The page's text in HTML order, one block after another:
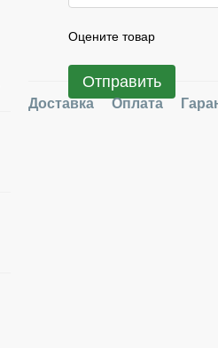
Оцените товар
Отправить
Доставка Оплата